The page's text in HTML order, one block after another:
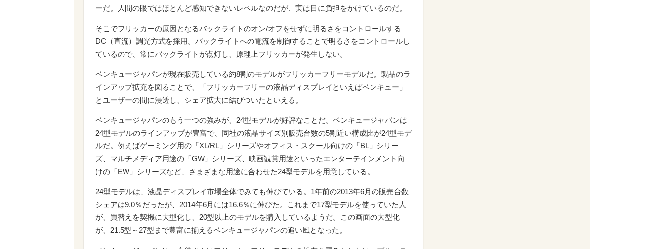
ーだ。人間の眼ではほとんど感知できないレベルなのだが、実は目に負担をかけているのだ。
そこでフリッカーの原因となるバックライトのオン/オフをせずに明るさをコントロールする
DC（直流）調光方式を採用。バックライトへの電流を制御することで明るさをコントロールし
ているので、常にバックライトが点灯し、原理上フリッカーが発生しない。
ベンキュージャパンが現在販売している約8割のモデルがフリッカーフリーモデルだ。製品のラ
インアップ拡充を図ることで、「フリッカーフリーの液晶ディスプレイといえばベンキュー」
とユーザーの間に浸透し、シェア拡大に結びついたといえる。
ベンキュージャパンのもう一つの強みが、24型モデルが好評なことだ。ベンキュージャパンは
24型モデルのラインアップが豊富で、同社の液晶サイズ別販売台数の5割近い構成比が24型モデ
ルだ。例えばゲーミング用の「XL/RL」シリーズやオフィス・スクール向けの「BL」シリー
ズ、マルチメディア用途の「GW」シリーズ、映画観賞用途といったエンターテインメント向
けの「EW」シリーズなど、さまざまな用途に合わせた24型モデルを用意している。
24型モデルは、液晶ディスプレイ市場全体でみても伸びている。1年前の2013年6月の販売台数
シェアは9.0％だったが、2014年6月には16.6％に伸びた。これまで17型モデルを使っていた人
が、買替えを契機に大型化し、20型以上のモデルを購入しているようだ。この画面の大型化
が、21.5型～27型まで豊富に揃えるベンキュージャパンの追い風となった。